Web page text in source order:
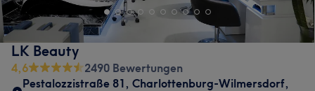
LK Beauty
4,6
2490 Bewertungen
Pestalozzistraße 81, Charlottenburg-Wilmersdorf,